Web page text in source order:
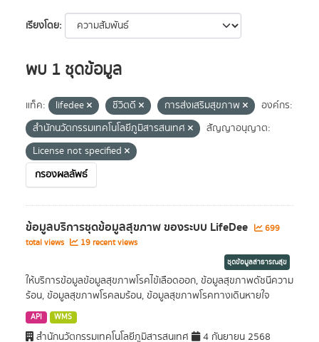
เรียงโดย
พบ 1 ชุดข้อมูล
แท็ค: lifedee ชีวิตดี การส่งเสริมสุขภาพ
องค์กร:
สำนักนวัตกรรมเทคโนโลยีภูมิสารสนเทศ
สัญญาอนุญาต:
License not specified
กรองผลลัพธ์
ข้อมูลบริการชุดข้อมูลสุขภาพ ของระบบ LifeDee
699
total views
19 recent views
ชุดข้อมูลสาธารณสุข
ให้บริการข้อมูลข้อมูลสุขภาพโรคไข้เลือดออก, ข้อมูลสุขภาพดัชนีความ
ร้อน, ข้อมูลสุขภาพโรคลมร้อน, ข้อมูลสุขภาพโรคทางเดินหายใจ
API WMS
สำนักนวัตกรรมเทคโนโลยีภูมิสารสนเทศ 4 กันยายน 2568